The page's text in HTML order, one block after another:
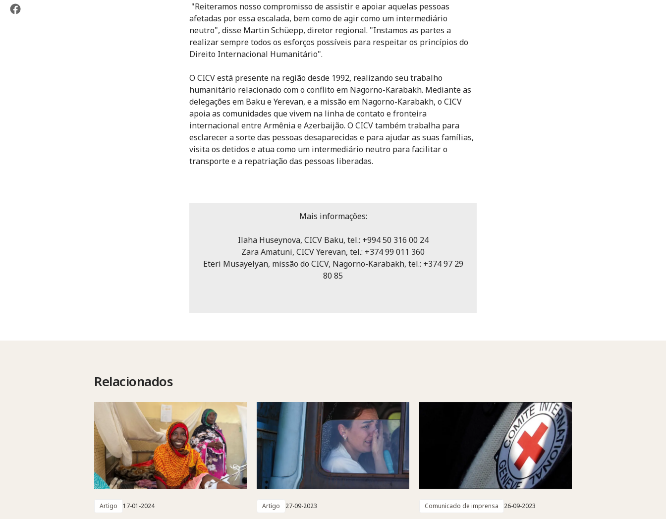
"Reiteramos nosso compromisso de assistir e apoiar aquelas pessoas
afetadas por essa escalada, bem como de agir como um intermediário
neutro", disse Martin Schüepp, diretor regional. "Instamos as partes a
realizar sempre todos os esforços possíveis para respeitar os princípios do
Direito Internacional Humanitário".
O CICV está presente na região desde 1992, realizando seu trabalho
humanitário relacionado com o conflito em Nagorno-Karabakh. Mediante as
delegações em Baku e Yerevan, e a missão em Nagorno-Karabakh, o CICV
apoia as comunidades que vivem na linha de contato e fronteira
internacional entre Armênia e Azerbaijão. O CICV também trabalha para
esclarecer a sorte das pessoas desaparecidas e para ajudar as suas famílias,
visita os detidos e atua como um intermediário neutro para facilitar o
transporte e a repatriação das pessoas liberadas.
Mais informações:
Ilaha Huseynova, CICV Baku, tel.: +994 50 316 00 24
Zara Amatuni, CICV Yerevan, tel.: +374 99 011 360
Eteri Musayelyan, missão do CICV, Nagorno-Karabakh, tel.: +374 97 29
80 85
Relacionados
Artigo 17-01-2024 Artigo 27-09-2023 Comunicado de imprensa 26-09-2023